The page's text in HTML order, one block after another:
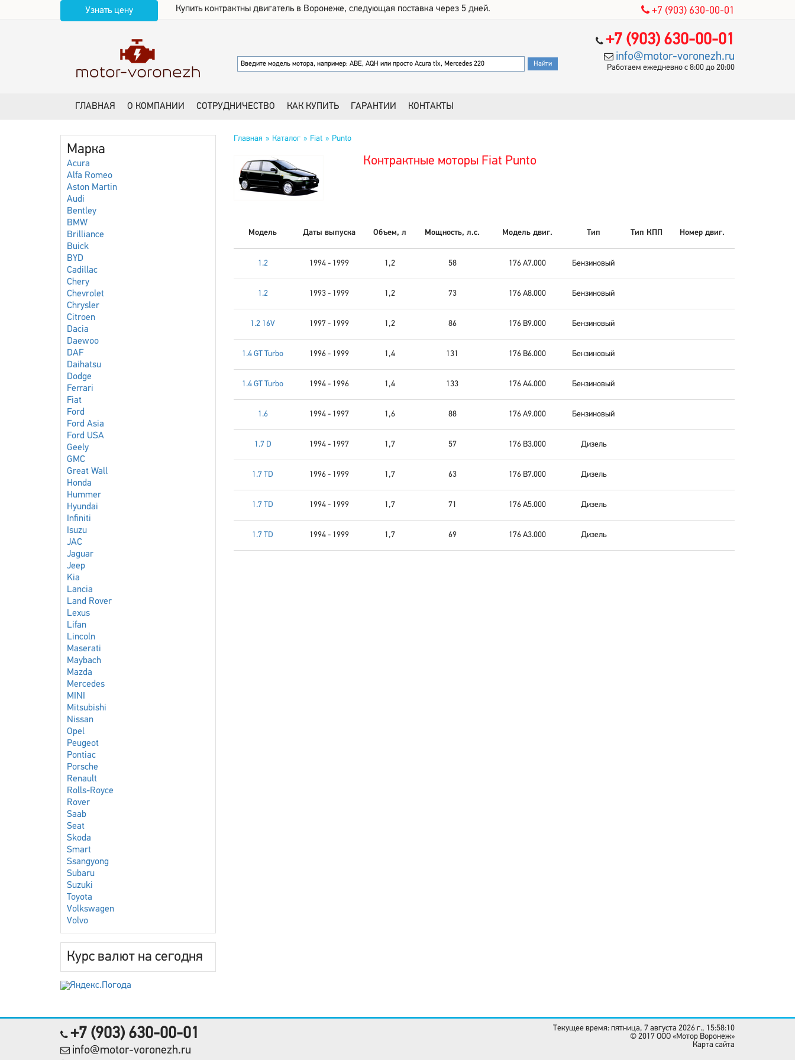
Узнать цену Купить контрактны двигатель в Воронеже, следующая поставка через 5 дней. +7 (903) 630-00-01
+7 (903) 630-00-01
info@motor-voronezh.ru
Работаем ежедневно с 8:00 до 20:00
ГЛАВНАЯ О КОМПАНИИ СОТРУДНИЧЕСТВО КАК КУПИТЬ ГАРАНТИИ КОНТАКТЫ
Марка
Acura
Alfa Romeo
Aston Martin
Audi
Bentley
BMW
Brilliance
Buick
BYD
Cadillac
Chery
Chevrolet
Chrysler
Citroen
Dacia
Daewoo
DAF
Daihatsu
Dodge
Ferrari
Fiat
Ford
Ford Asia
Ford USA
Geely
GMC
Great Wall
Honda
Hummer
Hyundai
Infiniti
Isuzu
JAC
Jaguar
Jeep
Kia
Lancia
Land Rover
Lexus
Lifan
Lincoln
Maserati
Maybach
Mazda
Mercedes
MINI
Mitsubishi
Nissan
Opel
Peugeot
Pontiac
Porsche
Renault
Rolls-Royce
Rover
Saab
Seat
Skoda
Smart
Ssangyong
Subaru
Suzuki
Toyota
Volkswagen
Volvo
Курс валют на сегодня
Главная Каталог Fiat Punto
Контрактные моторы Fiat Punto
Модель Даты выпуска Объем, л Мощность, л.с. Модель двиг. Тип Тип КПП Номер двиг.
1.2 1994 - 1999 1,2 58 176 A7.000 Бензиновый
1.2 1993 - 1999 1,2 73 176 A8.000 Бензиновый
1.2 16V 1997 - 1999 1,2 86 176 B9.000 Бензиновый
1.4 GT Turbo 1996 - 1999 1,4 131 176 B6.000 Бензиновый
1.4 GT Turbo 1994 - 1996 1,4 133 176 A4.000 Бензиновый
1.6 1994 - 1997 1,6 88 176 A9.000 Бензиновый
1.7 D 1994 - 1997 1,7 57 176 B3.000 Дизель
1.7 TD 1996 - 1999 1,7 63 176 B7.000 Дизель
1.7 TD 1994 - 1999 1,7 71 176 A5.000 Дизель
1.7 TD 1994 - 1999 1,7 69 176 A3.000 Дизель
+7 (903) 630-00-01
info@motor-voronezh.ru
Текущее время: пятница, 7 августа 2026 г., 15:58:10
© 2017 OOO «Мотор Воронеж»
Карта сайта